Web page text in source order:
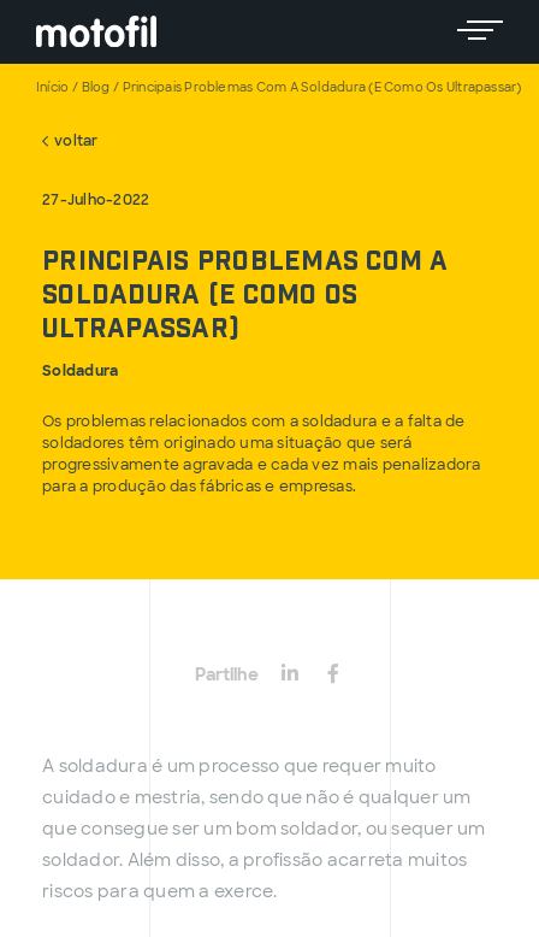
Início / Blog / Principais Problemas Com A Soldadura (e Como Os Ultrapassar)
voltar
27-Julho-2022
Principais problemas com a
soldadura (e como os
ultrapassar)
Soldadura
Os problemas relacionados com a soldadura e a falta de
soldadores têm originado uma situação que será
progressivamente agravada e cada vez mais penalizadora
para a produção das fábricas e empresas.
Partilhe
A soldadura é um processo que requer muito
cuidado e mestria, sendo que não é qualquer um
que consegue ser um bom soldador, ou sequer um
soldador. Além disso, a profissão acarreta muitos
riscos para quem a exerce.